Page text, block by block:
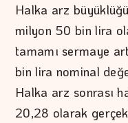
Halka arz
milyon 50 bin lira
tamamı sermaye
bin lira nominal
Halka arz sonrası
20,28 olarak